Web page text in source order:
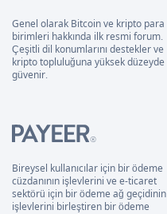
Genel olarak Bitcoin ve kripto para
birimleri hakkında ilk resmi forum.
Çeşitli dil konumlarını destekler ve
kripto topluluğuna yüksek düzeyde
güvenir.
Bireysel kullanıcılar için bir ödeme
cüzdanının işlevlerini ve e-ticaret
sektörü için bir ödeme ağ geçidinin
işlevlerini birleştiren bir ödeme